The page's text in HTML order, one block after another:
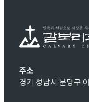
주소
경기 성남시 분당구